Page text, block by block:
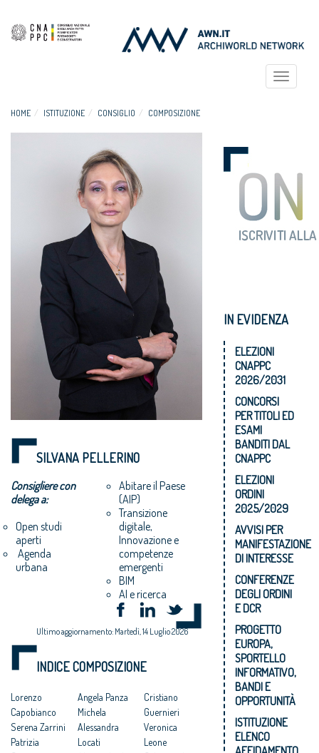
Toggle
HOME ISTITUZIONE CONSIGLIO COMPOSIZIONE
SILVANA PELLERINO
Consigliere con
delega a:
Open studi
aperti
Agenda
urbana
Abitare il Paese
(AIP)
Transizione
digitale,
Innovazione e
competenze
emergenti
BIM
AI e ricerca
Ultimo aggiornamento: Martedì, 14 Luglio 2026
INDICE COMPOSIZIONE
Lorenzo
Capobianco
Serena Zarrini
Patrizia
Angela Panza
Michela
Alessandra
Locati
Cristiano
Guernieri
Veronica
Leone
IN EVIDENZA
ELEZIONI
CNAPPC
2026/2031
CONCORSI
PER TITOLI ED
ESAMI
BANDITI DAL
CNAPPC
ELEZIONI
ORDINI
2025/2029
AVVISI PER
MANIFESTAZIONE
DI INTERESSE
CONFERENZE
DEGLI ORDINI
E DCR
PROGETTO
EUROPA,
SPORTELLO
INFORMATIVO,
BANDI E
OPPORTUNITÀ
ISTITUZIONE
ELENCO